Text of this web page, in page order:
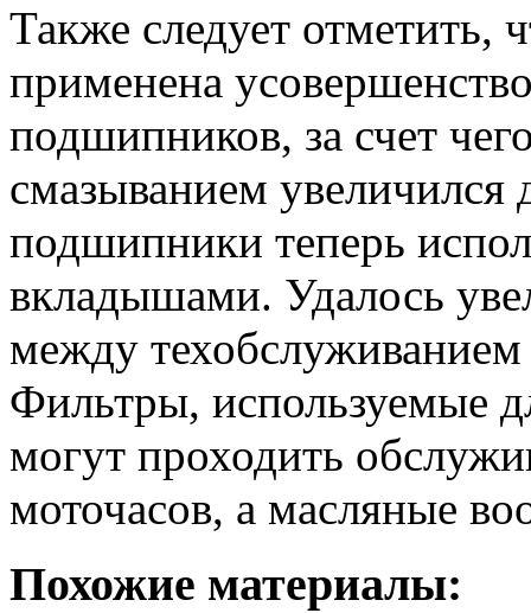
Также следует отметить,
применена
подшипников, за счет
смазыванием увеличился
подшипники теперь
вкладышами. Удалось
между техобслуживанием
Фильтры, используемые
могут проходить
моточасов, а масляные
Похожие материалы: